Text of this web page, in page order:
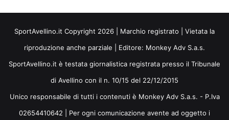
SportAvellino.it Copyright 2026 | Marchio registrato | Vietata la
riproduzione anche parziale | Editore: Monkey Adv S.a.s.
SportAvellino.it è testata giornalistica registrata presso il Tribunale
di Avellino con il n. 10/15 del 22/12/2015
Unico responsabile di tutti i contenuti è Monkey Adv S.a.s. - P.Iva
02654410642 | Per ogni comunicazione avente ad oggetto i